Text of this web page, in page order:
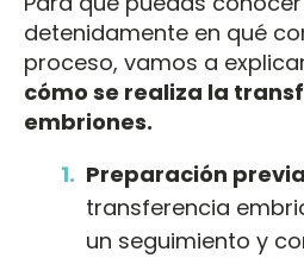
detenidamente en qué
proceso, vamos a
cómo se realiza la
embriones.
Preparación
transferencia
un seguimiento y